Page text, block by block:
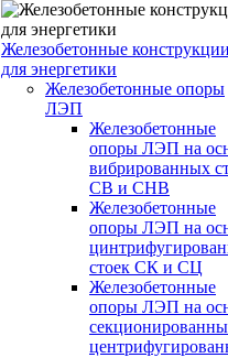
Железобетонные
для энергетики
Железобетонные опоры
ЛЭП
Железобетонные
опоры ЛЭП на
вибрированных
СВ и СНВ
Железобетонные
опоры ЛЭП на
стоек СК и СЦ
Железобетонные
опоры ЛЭП на